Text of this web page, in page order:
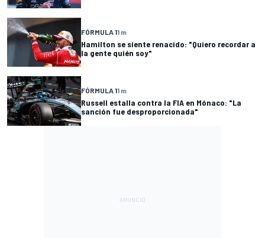
FÓRMULA 11 m
Hamilton se siente renacido: "Quiero recordar a
la gente quién soy"
FÓRMULA 11 m
Russell estalla contra la FIA en Mónaco: "La
sanción fue desproporcionada"